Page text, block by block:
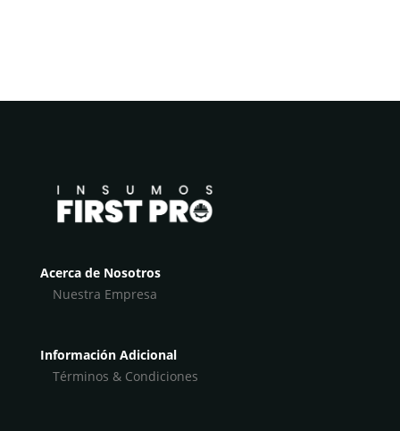
Acerca de Nosotros
Nuestra Empresa
Información Adicional
Términos & Condiciones